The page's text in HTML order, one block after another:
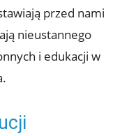
przed ⁢nami‌
nieustannego
​i edukacji w